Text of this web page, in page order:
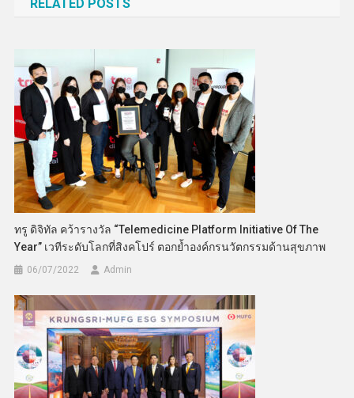
RELATED POSTS
ทรู ดิจิทัล คว้ารางวัล “Telemedicine Platform Initiative Of The
Year” เวทีระดับโลกที่สิงคโปร์ ตอกย้ำองค์กรนวัตกรรมด้านสุขภาพ
06/07/2022 Admin